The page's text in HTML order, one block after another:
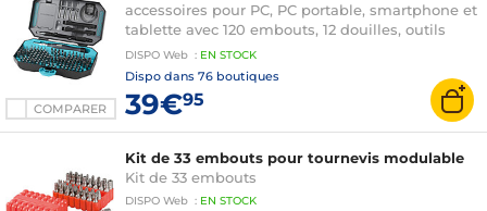
COMPARER
accessoires pour PC, PC portable, smartphone et
tablette avec 120 embouts, 12 douilles, outils
d'ouverture, ventouse pour écran et spatules
DISPO Web : EN STOCK
Dispo dans 76 boutiques
39€95
Kit de 33 embouts pour tournevis modulable
Kit de 33 embouts
DISPO Web : EN STOCK